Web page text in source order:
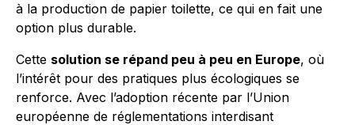
à la production de papier toilette, ce qui en fait une
option plus durable.
Cette solution se répand peu à peu en Europe, où
l’intérêt pour des pratiques plus écologiques se
renforce. Avec l’adoption récente par l’Union
européenne de réglementations interdisant